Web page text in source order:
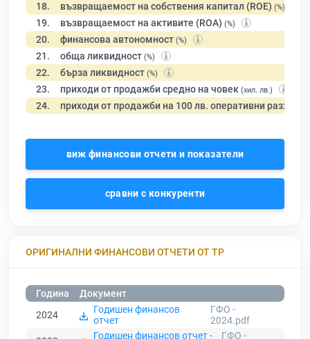
18. възвращаемост на собствения капитал (ROE) (%)
19. възвращаемост на активите (ROA) (%)
20. финансова автономност (%)
21. обща ликвидност (%)
22. бърза ликвидност (%)
23. приходи от продажби средно на човек (хил. лв.)
24. приходи от продажби на 100 лв. оперативни разходи
виж финансови отчети и показатели
сравни с конкуренти
ОРИГИНАЛНИ ФИНАНСОВИ ОТЧЕТИ ОТ ТР
Година
Документ
2024
Годишен финансов
отчет
ГФО -
2024.pdf
Годишен финансов отчет -
ГФО -